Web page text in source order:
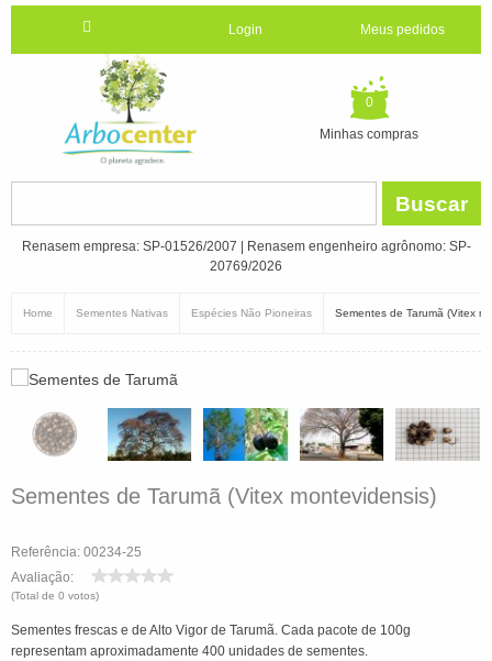
Login Meus pedidos
0
Minhas compras
Buscar
Renasem empresa: SP-01526/2007 | Renasem engenheiro agrônomo: SP-
20769/2026
Home Sementes Nativas Espécies Não Pioneiras Sementes de Tarumã (Vitex
Sementes de Tarumã (Vitex montevidensis)
Referência: 00234-25
Avaliação:
(Total de 0 votos)
Sementes frescas e de Alto Vigor de Tarumã. Cada pacote de 100g
representam aproximadamente 400 unidades de sementes.